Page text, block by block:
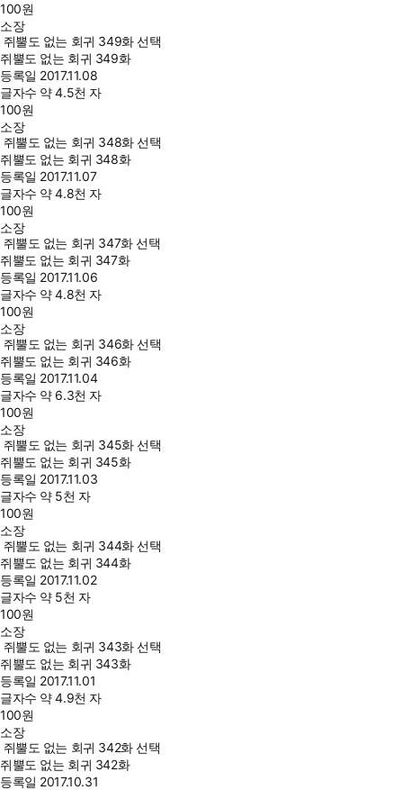
100원
소장
쥐뿔도 없는 회귀 349화 선택
쥐뿔도 없는 회귀 349화
등록일 2017.11.08
글자수 약 4.5천 자
100원
소장
쥐뿔도 없는 회귀 348화 선택
쥐뿔도 없는 회귀 348화
등록일 2017.11.07
글자수 약 4.8천 자
100원
소장
쥐뿔도 없는 회귀 347화 선택
쥐뿔도 없는 회귀 347화
등록일 2017.11.06
글자수 약 4.8천 자
100원
소장
쥐뿔도 없는 회귀 346화 선택
쥐뿔도 없는 회귀 346화
등록일 2017.11.04
글자수 약 6.3천 자
100원
소장
쥐뿔도 없는 회귀 345화 선택
쥐뿔도 없는 회귀 345화
등록일 2017.11.03
글자수 약 5천 자
100원
소장
쥐뿔도 없는 회귀 344화 선택
쥐뿔도 없는 회귀 344화
등록일 2017.11.02
글자수 약 5천 자
100원
소장
쥐뿔도 없는 회귀 343화 선택
쥐뿔도 없는 회귀 343화
등록일 2017.11.01
글자수 약 4.9천 자
100원
소장
쥐뿔도 없는 회귀 342화 선택
쥐뿔도 없는 회귀 342화
등록일 2017.10.31